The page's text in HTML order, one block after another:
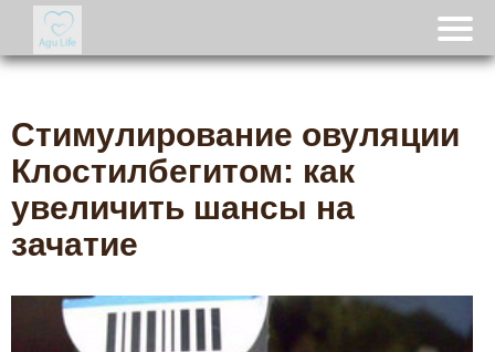
Стимулирование овуляции
Клостилбегитом: как
увеличить шансы на
зачатие